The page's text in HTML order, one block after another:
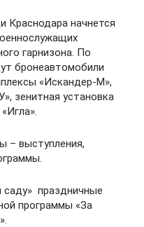
Краснодара начнется
гарнизона. По
бронеавтомобили
«Искандер-М»,
зенитная установка
– выступления,
саду» праздничные
программы «За